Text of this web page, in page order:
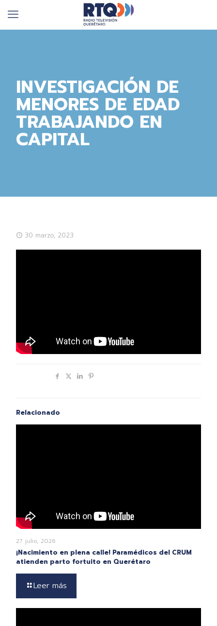
INVESTIGACIÓN DE
MENORES DE EDAD
TRABAJANDO EN
CAPITAL
30 marzo, 2023
Relacionado
27 julio, 2026
¡Nacimiento en plena calle! Paramédicos del CRUM
atienden parto fortuito en Querétaro
Leer más